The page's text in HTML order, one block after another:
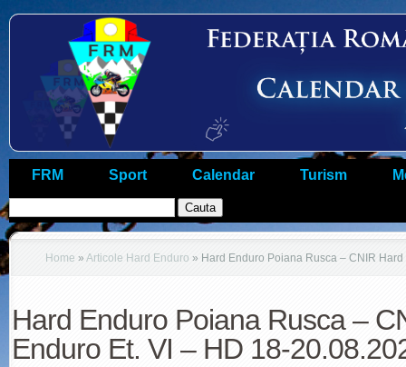
FRM Sport Calendar Turism
Home » Articole Hard Enduro » Hard Enduro Poiana Rusca – CNIR
Hard Enduro Poiana Rusca –
Enduro Et. VI – HD 18-